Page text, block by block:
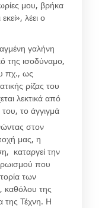
μου, βρήκα
λέει ο
γαλήνη
της ισοδύναμο,
πχ., ως
ρίζας του
λεκτικά από
το άγγιγμά
στον
μας, η
καταργεί την
που
των
της
της Τέχνη. Η